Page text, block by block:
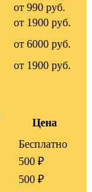
от 990 руб.
от 1900 руб.
от 6000 руб.
от 1900 руб.
Цена
Бесплатно
500 ₽
500 ₽